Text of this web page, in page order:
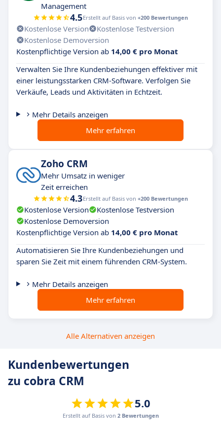
Management
4.5Erstellt auf Basis von +200 Bewertungen
Kostenlose Version
Kostenlose Testversion
Kostenlose Demoversion
Kostenpflichtige Version ab 14,00 € pro Monat
Verwalten Sie Ihre Kundenbeziehungen effektiver mit
einer leistungsstarken CRM-Software. Verfolgen Sie
Verkäufe, Leads und Aktivitäten in Echtzeit.
Mehr Details anzeigen
Mehr erfahren
Zoho CRM
Mehr Umsatz in weniger
Zeit erreichen
4.3Erstellt auf Basis von +200 Bewertungen
Kostenlose Version
Kostenlose Testversion
Kostenlose Demoversion
Kostenpflichtige Version ab 14,00 € pro Monat
Automatisieren Sie Ihre Kundenbeziehungen und
sparen Sie Zeit mit einem führenden CRM-System.
Mehr Details anzeigen
Mehr erfahren
Alle Alternativen anzeigen
Kundenbewertungen
zu cobra CRM
5.0
Erstellt auf Basis von 2 Bewertungen